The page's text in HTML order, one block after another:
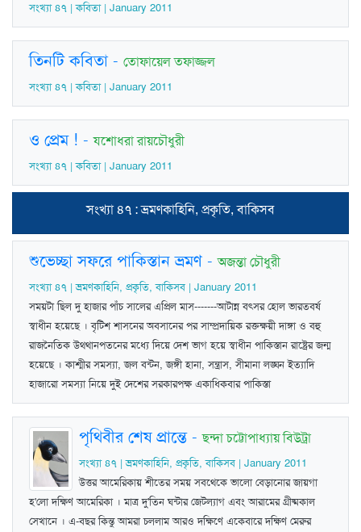
সংখ্যা ৪৭ | কবিতা | January 2011
তিনটি কবিতা- তোফায়েল তফাজ্জল
সংখ্যা ৪৭ | কবিতা | January 2011
ও প্রেম ! -যশোধরা রায়চৌধুরী
সংখ্যা ৪৭ | কবিতা | January 2011
সংখ্যা ৪৭ : ভ্রমণকাহিনি, প্রকৃতি, বাকিসব
শুভেচ্ছা সফরে পাকিস্তান ভ্রমণ -অজন্তা চৌধুরী
সংখ্যা ৪৭ | ভ্রমণকাহিনি, প্রকৃতি, বাকিসব | January 2011
সময়টা ছিল দু হাজার পাঁচ সালের এপ্রিল মাস-------আটান্ন বত্সর হোল ভারতবর্ষ
স্বাধীন হয়েছে । বৃটিশ শাসনের অবসানের পর সাম্প্রদায়িক রক্তক্ষয়ী দাঙ্গা ও বহু
রাজনৈতিক উথ্থানপতনের মধ্যে দিয়ে দেশ ভাগ হয়ে স্বাধীন পাকিস্তান রাষ্ট্রের জন্ম
হয়েছে । কাশ্মীর সমস্যা, জল বন্টন, জঙ্গী হানা, সন্ত্রাস, সীমানা লঙ্ঘন ইত্যাদি
হাজারো সমস্যা নিয়ে দুই দেশের সরকারপক্ষ একাধিকবার পাকিস্তা
পৃথিবীর শেষ প্রান্তে-ছন্দা চট্টোপাধ্যায় বিউট্রা
সংখ্যা ৪৭ | ভ্রমণকাহিনি, প্রকৃতি, বাকিসব | January 2011
উত্তর আমেরিকায় শীতের সময় সবথেকে ভালো বেড়ানোর জায়গা
হ'লো দক্ষিণ আমেরিকা । মাত্র দু'তিন ঘন্টার জেটল্যাগ এবং আরামের গ্রীষ্মকাল
সেখানে । এ-বছর কিন্তু আমরা চললাম আরও দক্ষিণে একেবারে দক্ষিণ মেরুর